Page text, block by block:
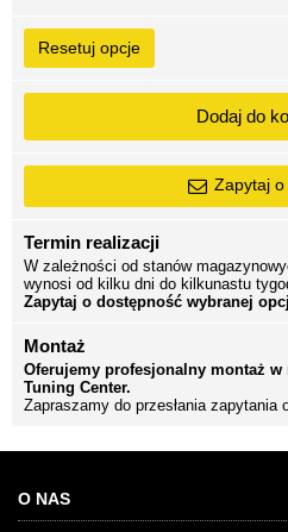
Resetuj opcje
Dodaj do
Zapytaj
Termin realizacji
W zależności od stanów
wynosi od kilku dni do kilkunastu
Zapytaj o dostępność wybranej
Montaż
Oferujemy profesjonalny montaż w
Tuning Center.
Zapraszamy do przesłania zapytania
O NAS